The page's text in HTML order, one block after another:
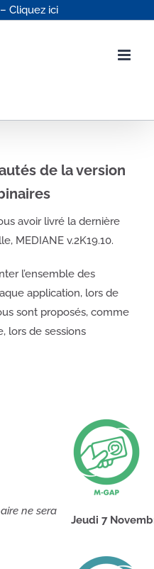
Cliquez ici
de la version
avoir livré la dernière
MEDIANE v.2K19.10.
l’ensemble des
application, lors de
sont proposés, comme
lors de sessions
ne sera
Jeudi 7